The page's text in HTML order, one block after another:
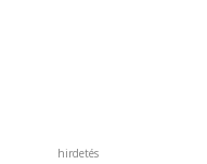
hirdetés